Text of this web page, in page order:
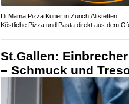
Di Mama Pizza Kurier in Zürich Altstetten:
Köstliche Pizza und Pasta direkt aus dem
St.Gallen:
– Schmuck und